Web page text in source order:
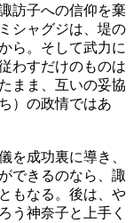
訪子への信仰を棄
シャグジは、堤の
ら。そして武力に
わすだけのものは
まま、互いの妥協
）の政情ではあ
を成功裏に導き、
できるのなら、諏
もなる。後は、や
う神奈子と上手く